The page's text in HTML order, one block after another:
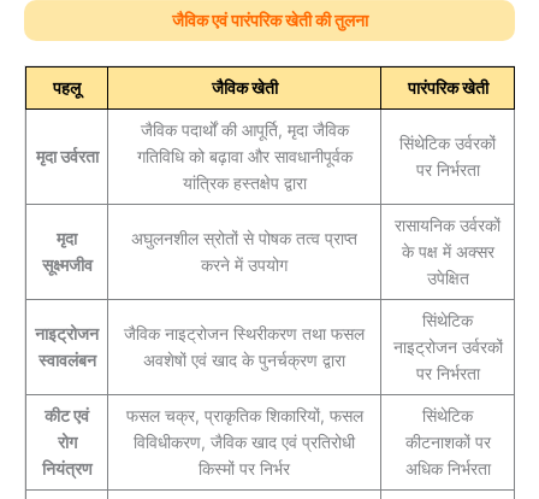
जैविक एवं पारंपरिक खेती की तुलना
पहलू जैविक खेती पारंपरिक खेती
मृदा उर्वरता
जैविक पदार्थों की आपूर्ति, मृदा जैविक
गतिविधि को बढ़ावा और सावधानीपूर्वक
यांत्रिक हस्तक्षेप द्वारा
सिंथेटिक उर्वरकों
पर निर्भरता
मृदा
सूक्ष्मजीव
अघुलनशील स्रोतों से पोषक तत्व प्राप्त
करने में उपयोग
रासायनिक उर्वरकों
के पक्ष में अक्सर
उपेक्षित
नाइट्रोजन
स्वावलंबन
जैविक नाइट्रोजन स्थिरीकरण तथा फसल
अवशेषों एवं खाद के पुनर्चक्रण द्वारा
सिंथेटिक
नाइट्रोजन उर्वरकों
पर निर्भरता
कीट एवं
रोग
नियंत्रण
फसल चक्र, प्राकृतिक शिकारियों, फसल
विविधीकरण, जैविक खाद एवं प्रतिरोधी
किस्मों पर निर्भर
सिंथेटिक
कीटनाशकों पर
अधिक निर्भरता